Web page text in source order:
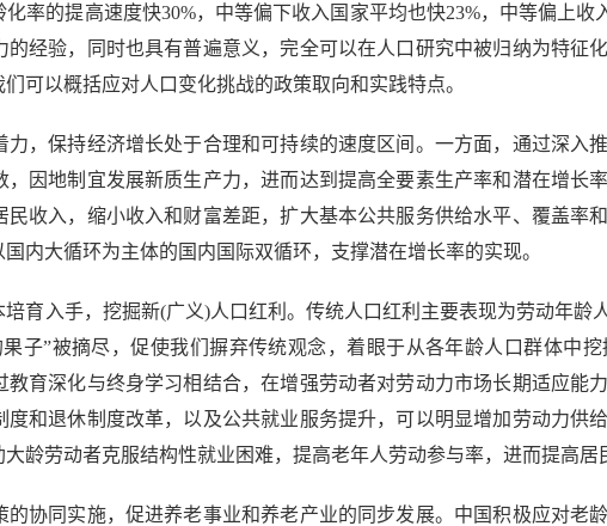
率的提高速度快30%，中等偏下收入国家平均也快23%，中等偏上收
经验，同时也具有普遍意义，完全可以在人口研究中被归纳为特征
可以概括应对人口变化挑战的政策取向和实践特点。
保持经济增长处于合理和可持续的速度区间。一方面，通过深入
因地制宜发展新质生产力，进而达到提高全要素生产率和潜在增长
收入，缩小收入和财富差距，扩大基本公共服务供给水平、覆盖率
内大循环为主体的国内国际双循环，支撑潜在增长率的实现。
入手，挖掘新(广义)人口红利。传统人口红利主要表现为劳动年龄
子”被摘尽，促使我们摒弃传统观念，着眼于从各年龄人口群体中
育深化与终身学习相结合，在增强劳动者对劳动力市场长期适应能
度和退休制度改革，以及公共就业服务提升，可以明显增加劳动力供
龄劳动者克服结构性就业困难，提高老年人劳动参与率，进而提高居
同实施，促进养老事业和养老产业的同步发展。中国积极应对老龄